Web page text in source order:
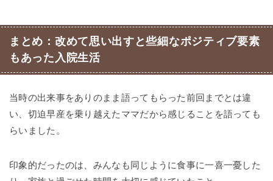
まとめ：改めて思い出すと些細なポジティブ要素
もあった入院生活
当時の出来事をありのまま語ってもらった前回までとは違
い、切迫早産を乗り越えたママだから感じることを語っても
らいました。
印象的だったのは、みんなも同じように食事に一喜一憂した